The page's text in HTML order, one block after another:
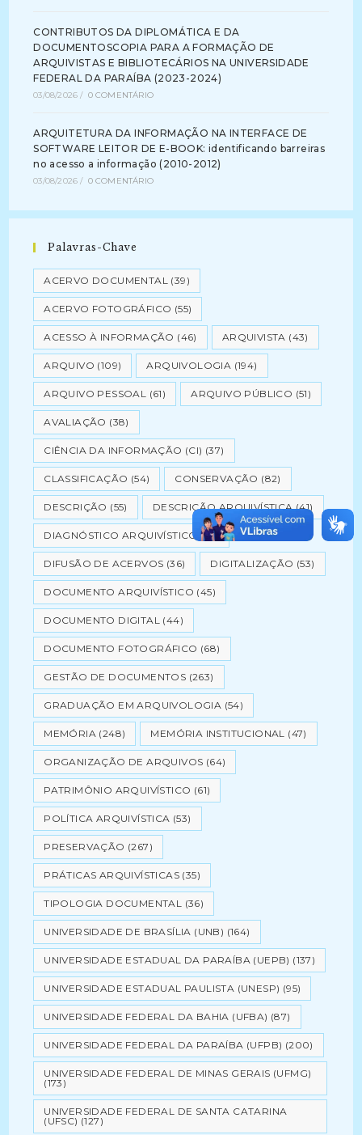
CONTRIBUTOS DA DIPLOMÁTICA E DA
DOCUMENTOSCOPIA PARA A FORMAÇÃO DE
ARQUIVISTAS E BIBLIOTECÁRIOS NA UNIVERSIDADE
FEDERAL DA PARAÍBA (2023-2024)
03/08/2026 / 0 COMENTÁRIO
ARQUITETURA DA INFORMAÇÃO NA INTERFACE DE
SOFTWARE LEITOR DE E-BOOK: identificando barreiras
no acesso a informação (2010-2012)
03/08/2026 / 0 COMENTÁRIO
Palavras-Chave
ACERVO DOCUMENTAL (39)
ACERVO FOTOGRÁFICO (55)
ACESSO À INFORMAÇÃO (46) ARQUIVISTA (43)
ARQUIVO (109) ARQUIVOLOGIA (194)
ARQUIVO PESSOAL (61) ARQUIVO PÚBLICO (51)
AVALIAÇÃO (38)
CIÊNCIA DA INFORMAÇÃO (CI) (37)
CLASSIFICAÇÃO (54) CONSERVAÇÃO (82)
DESCRIÇÃO (55) DESCRIÇÃO ARQUIVÍSTICA(41)
DIAGNÓSTICO ARQUIVÍSTICO (53)
DIFUSÃO DE ACERVOS (36) DIGITALIZAÇÃO (53)
DOCUMENTO ARQUIVÍSTICO (45)
DOCUMENTO DIGITAL (44)
DOCUMENTO FOTOGRÁFICO (68)
GESTÃO DE DOCUMENTOS (263)
GRADUAÇÃO EM ARQUIVOLOGIA (54)
MEMÓRIA (248) MEMÓRIA INSTITUCIONAL (47)
ORGANIZAÇÃO DE ARQUIVOS (64)
PATRIMÔNIO ARQUIVÍSTICO (61)
POLÍTICA ARQUIVÍSTICA (53)
PRESERVAÇÃO (267)
PRÁTICAS ARQUIVÍSTICAS (35)
TIPOLOGIA DOCUMENTAL (36)
UNIVERSIDADE DE BRASÍLIA (UNB) (164)
UNIVERSIDADE ESTADUAL DA PARAÍBA (UEPB) (137)
UNIVERSIDADE ESTADUAL PAULISTA (UNESP) (95)
UNIVERSIDADE FEDERAL DA BAHIA (UFBA) (87)
UNIVERSIDADE FEDERAL DA PARAÍBA (UFPB) (200)
UNIVERSIDADE FEDERAL DE MINAS GERAIS (UFMG)
(173)
UNIVERSIDADE FEDERAL DE SANTA CATARINA
(UFSC) (127)